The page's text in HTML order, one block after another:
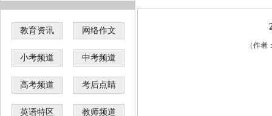
教育资讯 网络作文
小考频道 中考频道
高考频道 考后点睛
英语特区 教师频道
（作